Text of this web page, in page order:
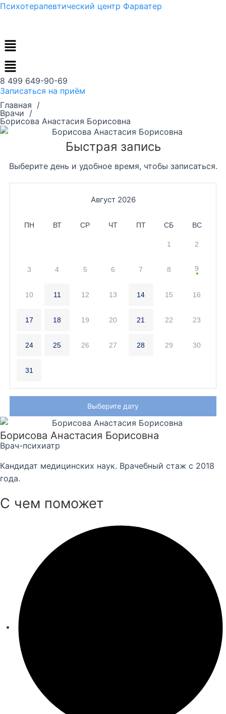
Перейти
Психотерапевтический центр Фарватер
Меню
8 499 649-90-69
Записаться на приём
Главная /
Врачи /
Борисова Анастасия Борисовна
Быстрая запись
Выберите день и удобное время, чтобы записаться.
Август 2026
ПН ВТ СР ЧТ ПТ СБ ВС
1 2
3 4 5 6 7 8 9
10 11 12 13 14 15 16
17 18 19 20 21 22 23
24 25 26 27 28 29 30
31
Выберите дату
Борисова Анастасия Борисовна
Врач-психиатр
Кандидат медицинских наук. Врачебный стаж с 2018
года.
С чем поможет